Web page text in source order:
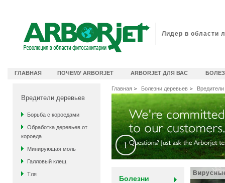
Лидер в области
Arborjet
Вредители деревьев
Борьба с короедами
Обработка деревьев от
короеда
Минирующая моль
Галловый клещ
Тля
Главная Болезни деревьев
Болезни
ГЛАВНАЯ ПОЧЕМУ ARBORJET ARBORJET ДЛЯ ВАС